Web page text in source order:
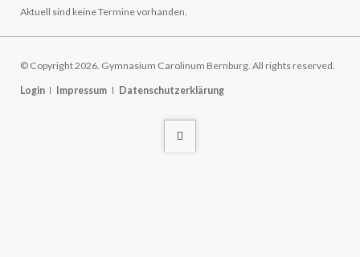
Aktuell sind keine Termine vorhanden.
© Copyright 2026. Gymnasium Carolinum Bernburg. All rights reserved.
Navigation
Login Impressum Datenschutzerklärung